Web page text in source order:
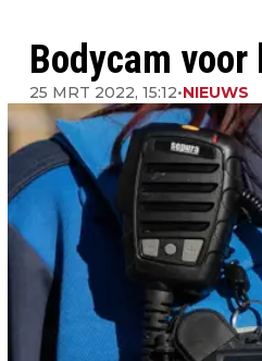
Bodycam voor
25 MRT 2022, 15:12•NIEUWS